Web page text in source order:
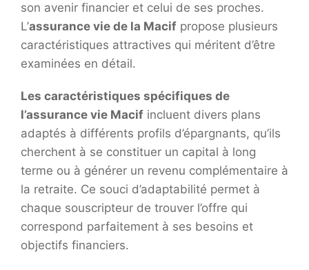
son avenir financier et celui de ses proches.
L’assurance vie de la Macif propose plusieurs
caractéristiques attractives qui méritent d’être
examinées en détail.
Les caractéristiques spécifiques de
l’assurance vie Macif incluent divers plans
adaptés à différents profils d’épargnants, qu’ils
cherchent à se constituer un capital à long
terme ou à générer un revenu complémentaire à
la retraite. Ce souci d’adaptabilité permet à
chaque souscripteur de trouver l’offre qui
correspond parfaitement à ses besoins et
objectifs financiers.